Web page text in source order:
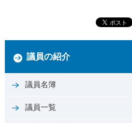
議員の紹介
議員名簿
議員一覧